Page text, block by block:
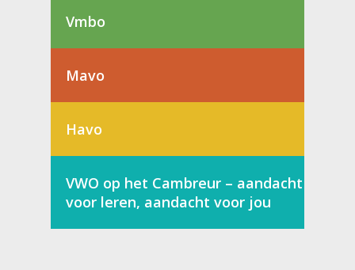
Vmbo
Mavo
Havo
VWO op het Cambreur – aandacht
voor leren, aandacht voor jou